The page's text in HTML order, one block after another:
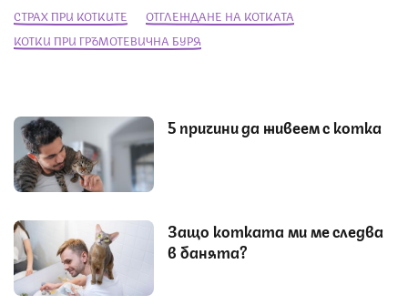
СТРАХ ПРИ КОТКИТЕ
ОТГЛЕЖДАНЕ НА КОТКАТА
КОТКИ ПРИ ГРЪМОТЕВИЧНА БУРЯ
5 причини да живеем с котка
Защо котката ми ме следва
в банята?